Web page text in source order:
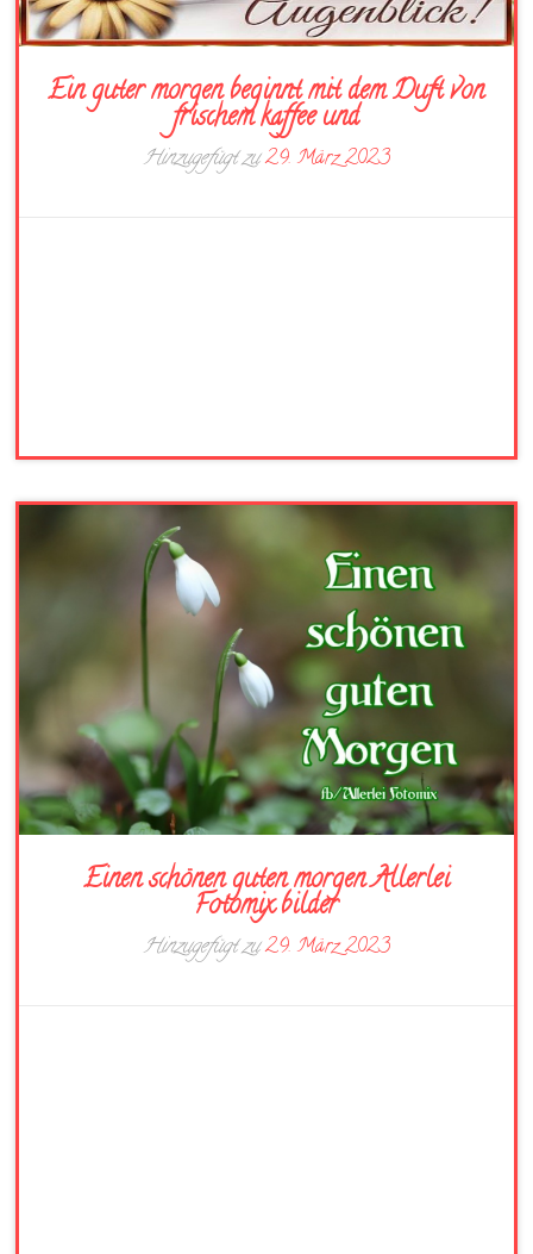
Ein guter morgen beginnt mit dem Duft von
frischem kaffee und
Hinzugefügt zu29. März 2023
Einen schönen guten morgen Allerlei
Fotomix bilder
Hinzugefügt zu29. März 2023